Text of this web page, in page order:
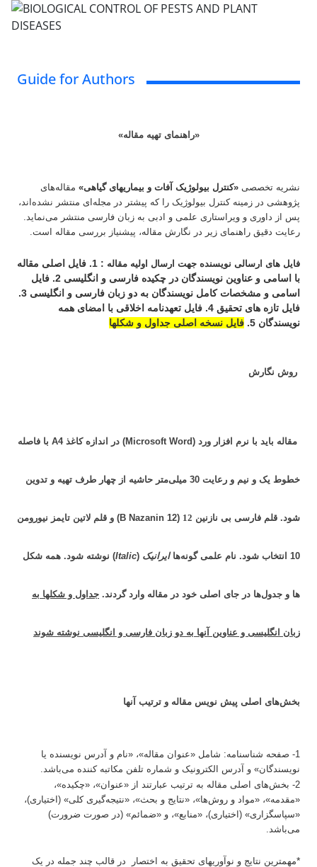
Guide for Authors
«راهنمای تهیه مقاله»
نشریه تخصصی «کنترل بیولوژیک آفات و بیماریهای گیاهی» مقاله‌های
پژوهشی در زمینه کنترل بیولوژیک را که پیشتر در مجله‌ای منتشر نشده‌اند،
پس از داوری و ویراستاری علمی و ادبی به زبان فارسی منتشر می‌نماید.
رعایت دقیق راهنمای زیر در نگارش مقاله، پیش­نیاز بررسی مقاله است.
فایل های ارسالی نویسنده جهت ارسال اولیه مقاله
: 1. فایل اصلی مقاله
با اسامی و عناوین نویسندگان در چکیده فارسی و انگلیسی 2. فایل
اسامی و مشخصات کامل نویسندگان به دو زبان فارسی و انگلیسی 3.
فایل تازه های تحقیق 4. فایل تعهدنامه اخلاقی با امضای همه
نویسندگان 5.
فایل نسخه اصلی جداول و شکلها
روش نگارش
مقاله باید با نرم افزار ورد (Microsoft Word) در اندازه کاغذ A4 با فاصله
خطوط یک و نیم و رعایت 30 میلی‌متر حاشیه از چهار طرف تهیه و تدوین
شود. قلم فارسی بی نازنین 12 (B Nazanin 12) و قلم لاتین تایمز نیورومن
10 انتخاب شود. نام علمی گونه‌ها ایرانیک (
Italic) نوشته شود. همه شکل
ها و جدول‌ها در جای اصلی خود در مقاله وارد گردند. جداول و شکلها به
زبان انگلیسی و عناوین آنها به دو زبان فارسی و انگلیسی نوشته شوند
بخش‌های اصلی پیش نویس مقاله و ترتیب آنها
1- صفحه شناسنامه: شامل «عنوان مقاله»، «نام و آدرس نویسنده یا
نویسندگان» و آدرس الکترونیک و شماره تلفن مکاتبه کننده می‌باشد.
2- بخش‌های اصلی مقاله به ترتیب عبارتند از «عنوان»، «چکیده»،
«مقدمه»، «مواد و روش‌ها»، «نتایج و بحث»، «نتیجه‌گیری کلی» (اختیاری)،
«سپاسگزاری» (اختیاری)، «منابع»، و «ضمائم» (در صورت ضرورت)
می‌باشد.
*مهمترین نتایج و نوآوریهای تحقیق به اختصار در قالب چند جمله در یک